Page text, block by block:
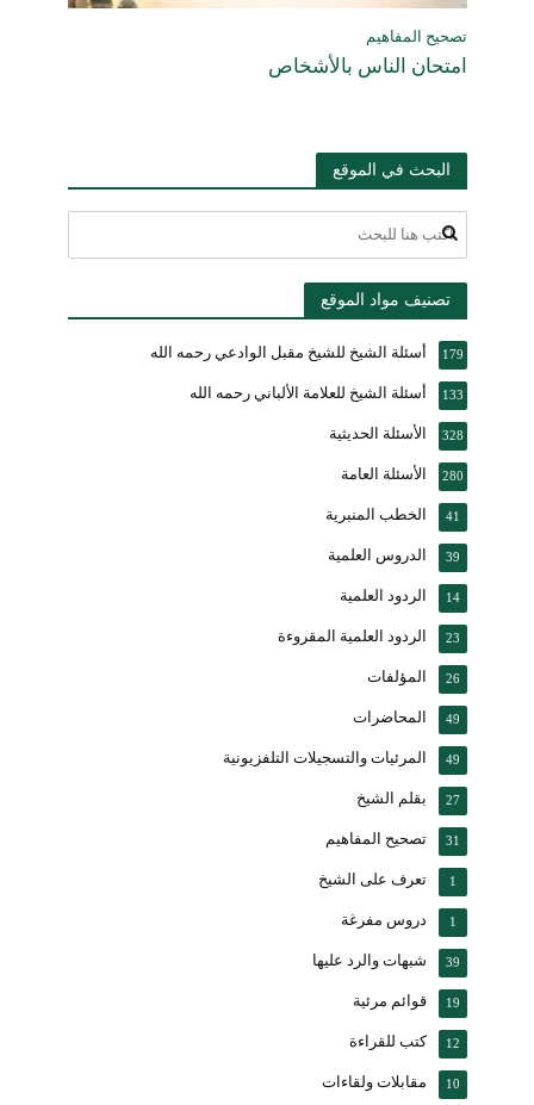
تصحيح المفاهيم
امتحان الناس بالأشخاص
البحث في الموقع
تصنيف مواد الموقع
أسئلة الشيخ للشيخ مقبل الوادعي رحمه الله 179
أسئلة الشيخ للعلامة الألباني رحمه الله 133
الأسئلة الحديثية 328
الأسئلة العامة 280
الخطب المنبرية 41
الدروس العلمية 39
الردود العلمية 14
الردود العلمية المقروءة 23
المؤلفات 26
المحاضرات 49
المرئيات والتسجيلات التلفزيونية 49
بقلم الشيخ 27
تصحيح المفاهيم 31
تعرف على الشيخ 1
دروس مفرغة 1
شبهات والرد عليها 39
قوائم مرئية 19
كتب للقراءة 12
مقابلات ولقاءات 10